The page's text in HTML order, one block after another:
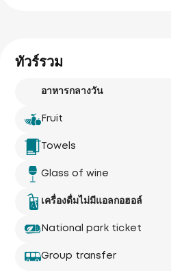
ทัวร์รวม
อาหารกลางวัน
Fruit
Towels
Glass of wine
เครื่องดื่มไม่มีแอลกอฮอล์
National park ticket
Group transfer